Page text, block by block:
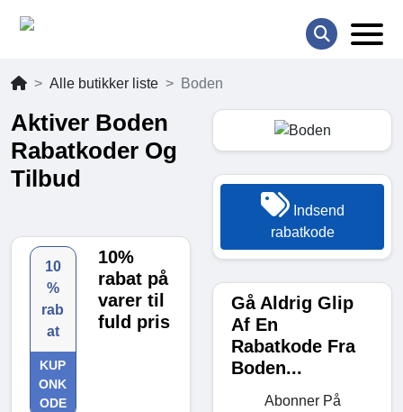
Alle butikker liste Boden
Aktiver Boden
Rabatkoder Og
Tilbud
10
%
rab
at
KUP
ONK
ODE
10%
rabat på
varer til
fuld pris
Indsend
rabatkode
Gå Aldrig Glip
Af En
Rabatkode Fra
Boden...
Abonner På